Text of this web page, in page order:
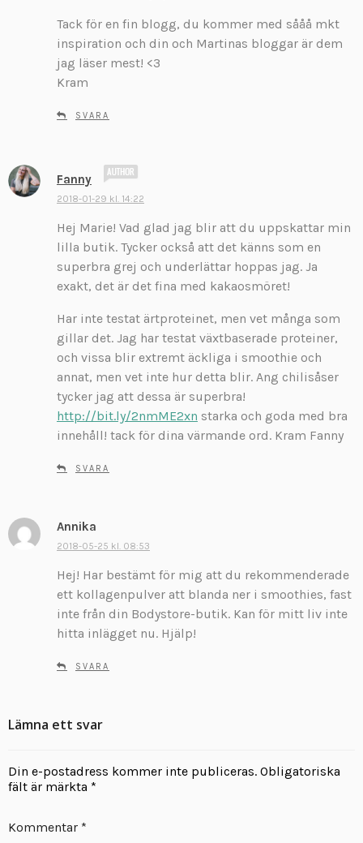
Tack för en fin blogg, du kommer med sååå mkt
inspiration och din och Martinas bloggar är dem
jag läser mest! <3
Kram
SVARA
Fanny
v
e
r
2018-01-29 kl. 14:22
Hej Marie! Vad glad jag blir att du uppskattar min
lilla butik. Tycker också att det känns som en
superbra grej och underlättar hoppas jag. Ja
exakt, det är det fina med kakaosmöret!
Har inte testat ärtproteinet, men vet många som
gillar det. Jag har testat växtbaserade proteiner,
och vissa blir extremt äckliga i smoothie och
annat, men vet inte hur detta blir. Ang chilisåser
tycker jag att dessa är superbra!
http://bit.ly/2nmME2xn starka och goda med bra
innehåll! tack för dina värmande ord. Kram Fanny
SVARA
Annika
k
i
v
e
r
2018-05-25 kl. 08:53
Hej! Har bestämt för mig att du rekommenderade
ett kollagenpulver att blanda ner i smoothies, fast
inte från din Bodystore-butik. Kan för mitt liv inte
hitta inlägget nu. Hjälp!
SVARA
Lämna ett svar
Din e-postadress kommer inte publiceras. Obligatoriska
fält är märkta *
Kommentar *